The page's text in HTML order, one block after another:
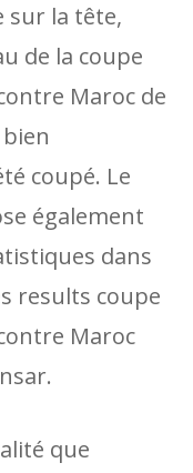
sur la tête,
de la coupe
Maroc de
coupé. Le
également
dans
results coupe
Maroc
que